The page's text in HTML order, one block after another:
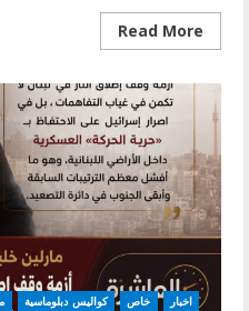
Read More
Read
more
الله:
أكثر
من
111
شهيداً
و176
جريحاً
جراء
300
خرق
إسرائيلي
منذ
امس
الجمعة اخبار خاص كواليس دبلوماسية